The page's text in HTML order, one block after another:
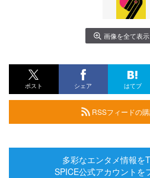
画像を全て表示
ポスト シェア はてブ
RSSフィードの
多彩なエンタメ情報を
SPICE公式アカウントを